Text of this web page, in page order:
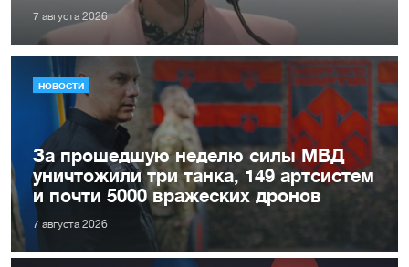
7 августа 2026
НОВОСТИ
За прошедшую неделю силы МВД
уничтожили три танка, 149 артсистем
и почти 5000 вражеских дронов
7 августа 2026